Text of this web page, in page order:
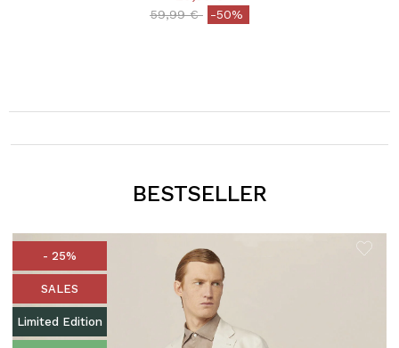
Price reduced from
59,99 €to-50%
BESTSELLER
- 25%
SALES
Limited Edition